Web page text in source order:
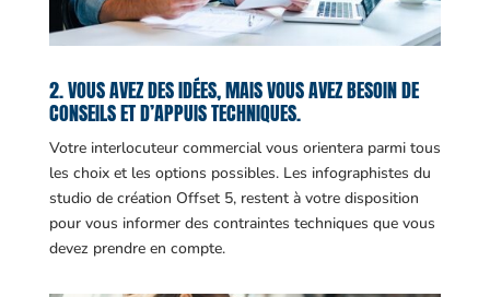
2. VOUS AVEZ DES IDÉES, MAIS VOUS AVEZ BESOIN DE
CONSEILS ET D’APPUIS TECHNIQUES.
Votre interlocuteur commercial vous orientera parmi tous
les choix et les options possibles. Les infographistes du
studio de création Offset 5, restent à votre disposition
pour vous informer des contraintes techniques que vous
devez prendre en compte.